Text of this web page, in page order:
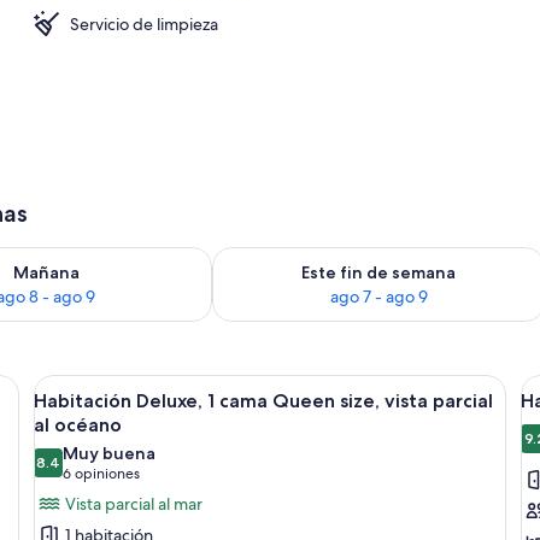
Servicio de limpieza
Mañana
8 - ago 9
para mañana ago 8 - ago 9
Este fin de semana
ago 7 - ago 9
Consulta la disponibilidad para este
ventana con vistas al exterior, una mesita con una lámpara y un cuadro
Abrir
todas
las
fotos
de
Habitación
Un dormitorio con una cama
6
Habitación Deluxe, 1 cama Queen size, vista parcial
al océano
8.48.4 de 10
Muy buena
6 opiniones
(6
opiniones)
Vista parcial al mar
1 habitación